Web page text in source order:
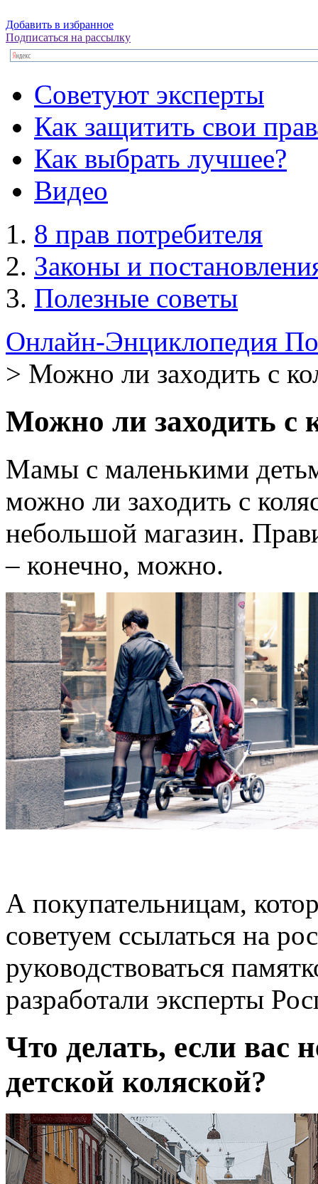
Добавить в избранное
Подписаться на рассылку
Советуют эксперты
Как защитить свои
Как выбрать лучшее?
Видео
8 прав потребителя
Законы и
Полезные советы
Онлайн-Энциклопедия
> Можно ли заходить с
Можно ли заходить с
Мамы с маленькими
можно ли заходить с
небольшой магазин.
– конечно, можно.
А покупательницам,
советуем ссылаться на
руководствоваться
разработали эксперты
Что делать, если вас
детской коляской?